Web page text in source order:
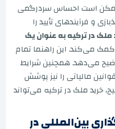
ممکن است احساس سردرگمی
و فرآیندهای تأیید را
ملک در ترکیه به عنوان یک
می‌کند. این راهنما تمام
می‌دهد. همچنین شرایط
مالیاتی را نیز پوشش
خرید ملک در ترکیه می‌تواند
بین‌المللی در